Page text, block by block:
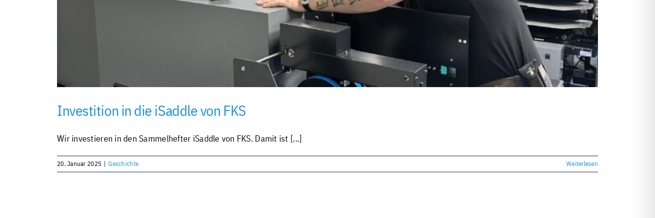
Investition in die iSaddle von FKS
Wir investieren in den Sammelhefter iSaddle von FKS. Damit ist [...]
20. Januar 2025 | Geschichte Weiterlesen
Individuell und personalisiert
Werben und Präsentieren
Verarbeitung · Lettershop
einfach